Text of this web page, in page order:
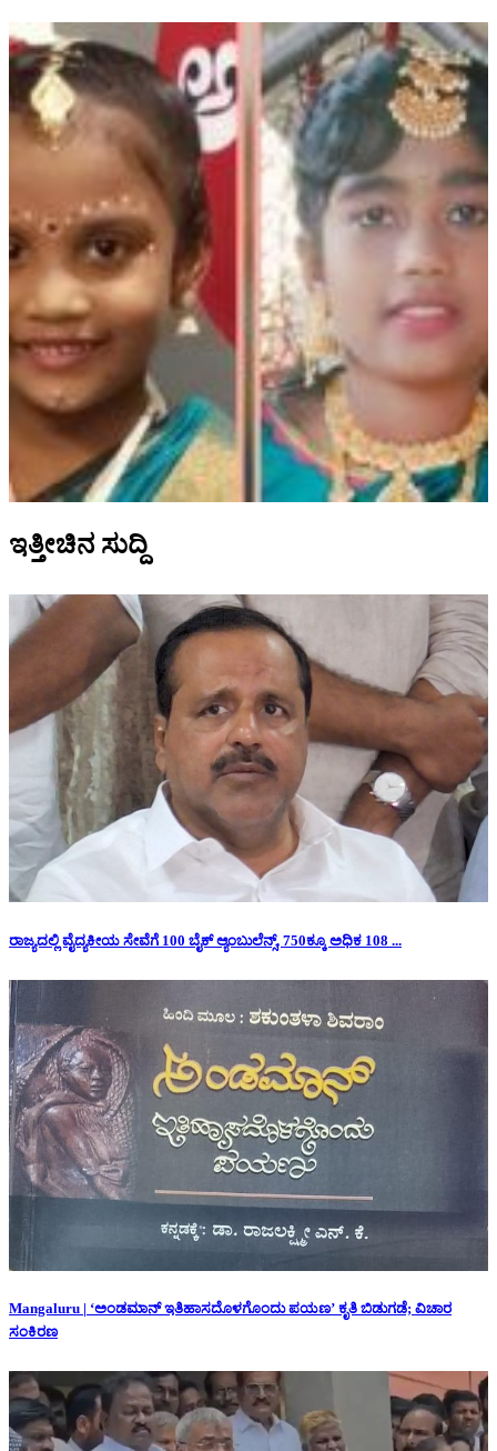
ಇತ್ತೀಚಿನ ಸುದ್ದಿ
ರಾಜ್ಯದಲ್ಲಿ ವೈದ್ಯಕೀಯ ಸೇವೆಗೆ 100 ಬೈಕ್ ಆ್ಯಂಬುಲೆನ್ಸ್, 750ಕ್ಕೂ ಅಧಿಕ 108 ...
Mangaluru | ‘ಅಂಡಮಾನ್ ಇತಿಹಾಸದೊಳಗೊಂದು ಪಯಣ’ ಕೃತಿ ಬಿಡುಗಡೆ; ವಿಚಾರ
ಸಂಕಿರಣ